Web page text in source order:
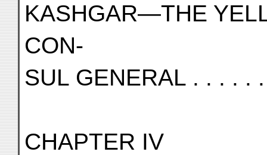
KASHGAR—THE
CON-
SUL GENERAL . . . . .
CHAPTER IV